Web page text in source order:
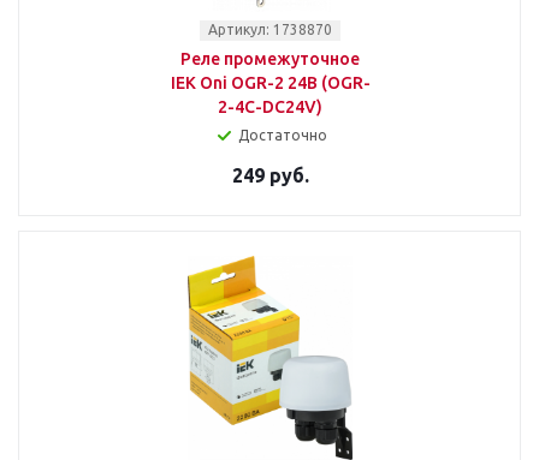
Артикул: 1738870
Реле промежуточное
IEK Oni OGR-2 24В (OGR-
2-4C-DC24V)
Достаточно
249 руб.